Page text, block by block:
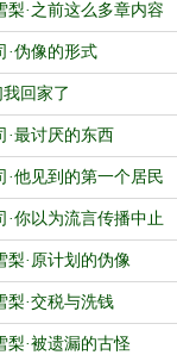
梨·之前这么多章内容
·伪像的形式
回家了
·最讨厌的东西
·他见到的第一个居民
·你以为流言传播中止
梨·原计划的伪像
梨·交税与洗钱
梨·被遗漏的古怪